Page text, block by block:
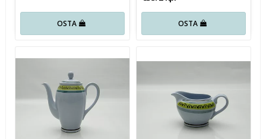
OSTA OSTA